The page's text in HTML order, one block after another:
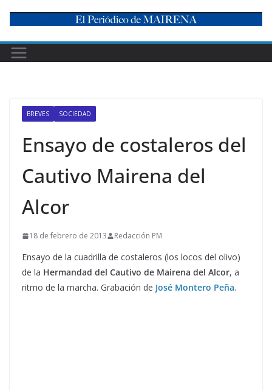
content
BREVES SOCIEDAD
Ensayo de costaleros del
Cautivo Mairena del
Alcor
18 de febrero de 2013 Redacción PM
Ensayo de la cuadrilla de costaleros (los locos del olivo)
de la Hermandad del Cautivo de Mairena del Alcor, a
ritmo de la marcha. Grabación de José Montero Peña.